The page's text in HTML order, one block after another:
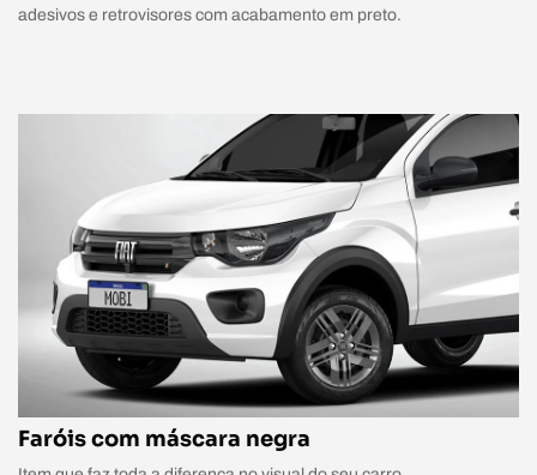
adesivos e retrovisores com acabamento em preto.
Faróis com máscara negra